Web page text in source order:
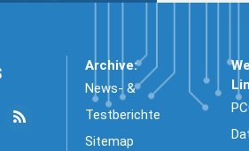
Archive:
News- &
Testberichte
Sitemap